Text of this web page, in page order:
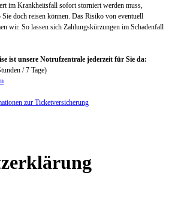
im Krankheitsfall sofort storniert werden muss,
doch reisen können. Das Risiko von eventuell
wir. So lassen sich Zahlungskürzungen im Schadenfall
ist unsere Notrufzentrale jederzeit für Sie da:
/ 7 Tage)
zur Ticketversicherung